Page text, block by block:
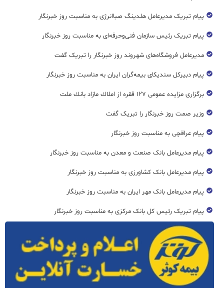
پیام تبریک مدیرعامل هلدینگ صباانرژی به مناسبت روز خبرنگار
پیام تبریک رئیس سازمان فنی‌و‌حرفه‌ای به مناسبت روز خبرنگار
مدیرعامل فروشگاه‌های شهروند روز خبرنگار را تبریک گفت
پیام دبیرکل سندیکای بیمه‌گران ایران به مناسبت روز خبرنگار
برگزاری مزایده عمومی ۱۲۷ فقره از املاك مازاد بانك ملت
وزیر صمت روز خبرنگار را تبریک گفت
پیام عراقچی به مناسبت روز خبرنگار
پیام مدیرعامل بانک صنعت و معدن به مناسبت روز خبرنگار
پیام مدیرعامل بانک کشاورزی به مناسبت روز خبرنگار
پیام مدیرعامل بانک مهر ایران به مناسبت روز خبرنگار
پیام تبریک رئیس کل بانک مرکزی به مناسبت روز خبرنگار